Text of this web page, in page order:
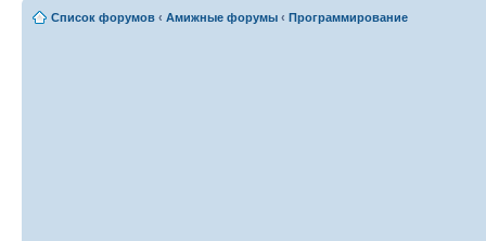
Список форумов ‹ Амижные форумы ‹ Программирование